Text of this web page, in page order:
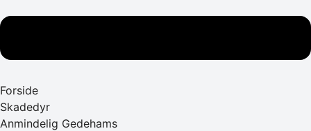
Forside
Skadedyr
Anmindelig Gedehams